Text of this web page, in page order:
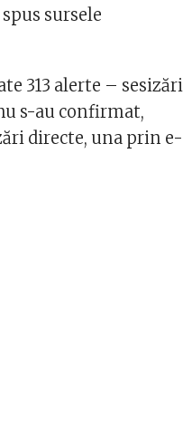
sursele
313 alerte – sesizări
s-au confirmat,
directe, una prin e-